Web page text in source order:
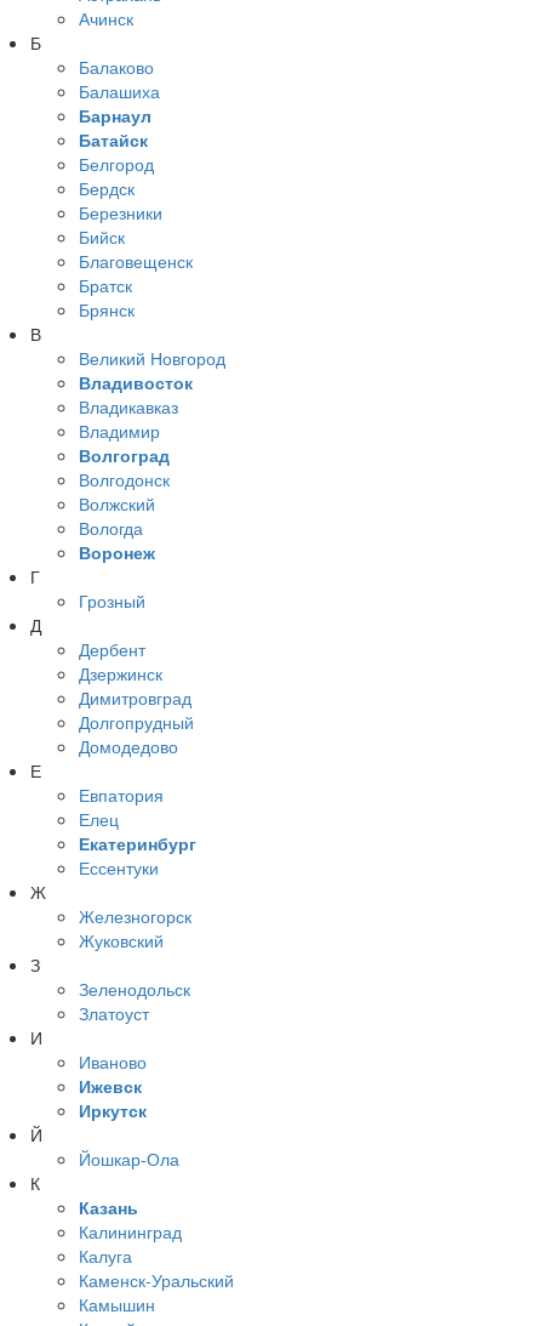
Ачинск
Б
Балаково
Балашиха
Барнаул
Батайск
Белгород
Бердск
Березники
Бийск
Благовещенск
Братск
Брянск
В
Великий Новгород
Владивосток
Владикавказ
Владимир
Волгоград
Волгодонск
Волжский
Вологда
Воронеж
Г
Грозный
Д
Дербент
Дзержинск
Димитровград
Долгопрудный
Домодедово
Е
Евпатория
Елец
Екатеринбург
Ессентуки
Ж
Железногорск
Жуковский
З
Зеленодольск
Златоуст
И
Иваново
Ижевск
Иркутск
Й
Йошкар-Ола
К
Казань
Калининград
Калуга
Каменск-Уральский
Камышин